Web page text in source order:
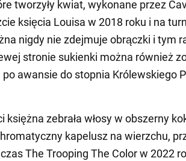
tworzyły kwiat, wykonane przez
księcia Louisa w 2018 roku i na
nigdy nie zdejmuje obrączki i tym
stronie sukienki można również
po awansie do stopnia Królewskiego
księżna zebrała włosy w obszerny
kapelusz na wierzchu,
The Trooping The Color w 2022